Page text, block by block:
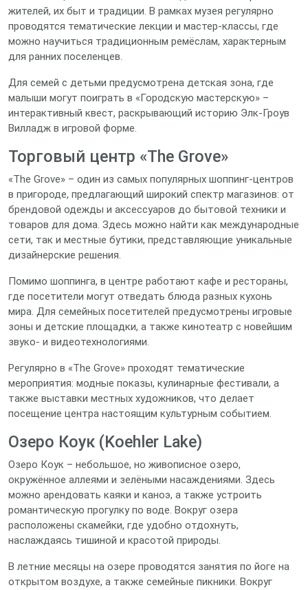
жителей, их быт и традиции. В рамках музея регулярно
проводятся тематические лекции и мастер‑классы, где
можно научиться традиционным ремёслам, характерным
для ранних поселенцев.
Для семей с детьми предусмотрена детская зона, где
малыши могут поиграть в «Городскую мастерскую» –
интерактивный квест, раскрывающий историю Элк‑Гроув
Вилладж в игровой форме.
Торговый центр «The Grove»
«The Grove» – один из самых популярных шоппинг‑центров
в пригороде, предлагающий широкий спектр магазинов: от
брендовой одежды и аксессуаров до бытовой техники и
товаров для дома. Здесь можно найти как международные
сети, так и местные бутики, представляющие уникальные
дизайнерские решения.
Помимо шоппинга, в центре работают кафе и рестораны,
где посетители могут отведать блюда разных кухонь
мира. Для семейных посетителей предусмотрены игровые
зоны и детские площадки, а также кинотеатр с новейшим
звуко‑ и видеотехнологиями.
Регулярно в «The Grove» проходят тематические
мероприятия: модные показы, кулинарные фестивали, а
также выставки местных художников, что делает
посещение центра настоящим культурным событием.
Озеро Коук (Koehler Lake)
Озеро Коук – небольшое, но живописное озеро,
окружённое аллеями и зелёными насаждениями. Здесь
можно арендовать каяки и каноэ, а также устроить
романтическую прогулку по воде. Вокруг озера
расположены скамейки, где удобно отдохнуть,
наслаждаясь тишиной и красотой природы.
В летние месяцы на озере проводятся занятия по йоге на
открытом воздухе, а также семейные пикники. Вокруг